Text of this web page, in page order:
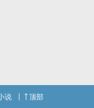
聘的刺客……
说 顶部